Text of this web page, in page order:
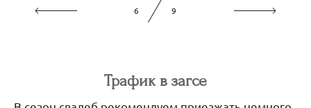
7 9
Трафик в загсе